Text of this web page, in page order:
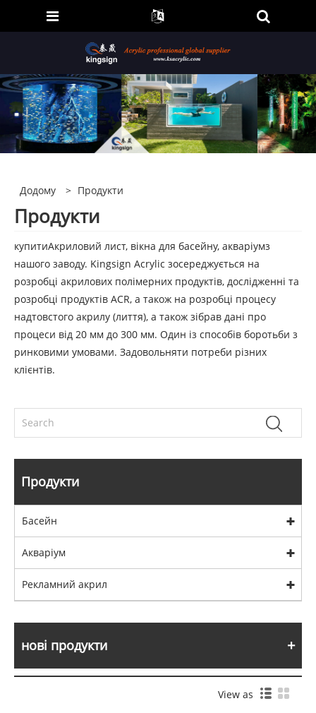
Додому > Продукти
Продукти
купитиАкриловий лист, вікна для басейну, акваріумз
нашого заводу. Kingsign Acrylic зосереджується на
розробці акрилових полімерних продуктів, дослідженні та
розробці продуктів ACR, а також на розробці процесу
надтовстого акрилу (лиття), а також зібрав дані про
процеси від 20 мм до 300 мм. Один із способів боротьби з
ринковими умовами. Задовольняти потреби різних
клієнтів.
Продукти
Басейн
Акваріум
Рекламний акрил
нові продукти
View as